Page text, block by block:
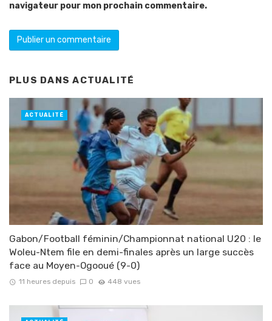
navigateur pour mon prochain commentaire.
PLUS DANSACTUALITÉ
Gabon/Football féminin/Championnat national U20 : le
Woleu-Ntem file en demi-finales après un large succès
face au Moyen-Ogooué (9-0)
11 heures depuis 0 448 vues
ACTUALITÉ